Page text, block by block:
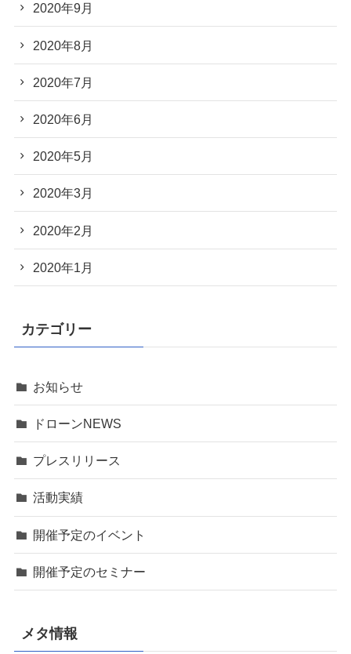
2020年9月
2020年8月
2020年7月
2020年6月
2020年5月
2020年3月
2020年2月
2020年1月
カテゴリー
お知らせ
ドローンNEWS
プレスリリース
活動実績
開催予定のイベント
開催予定のセミナー
メタ情報